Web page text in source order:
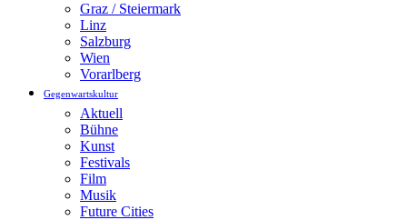
Graz / Steiermark
Linz
Salzburg
Wien
Vorarlberg
Gegenwartskultur
Aktuell
Bühne
Kunst
Festivals
Film
Musik
Future Cities